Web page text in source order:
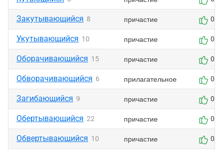
Закутывающийся 8 причастие 0
Укутывающийся 10 причастие 0
Оборачивающийся 15 причастие 0
Обворачивающийся 6 прилагательное 0
Загибающийся 9 причастие 0
Обертывающийся 22 причастие 0
Обвертывающийся 10 причастие 0